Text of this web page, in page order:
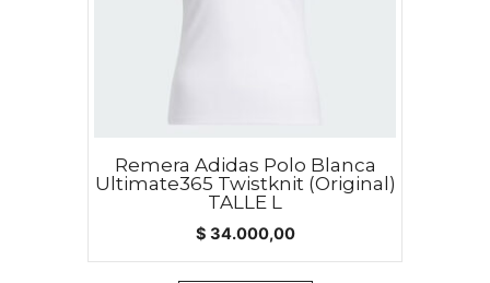
Remera Adidas Polo Blanca
Ultimate365 Twistknit (Original)
TALLE L
$ 34.000,00